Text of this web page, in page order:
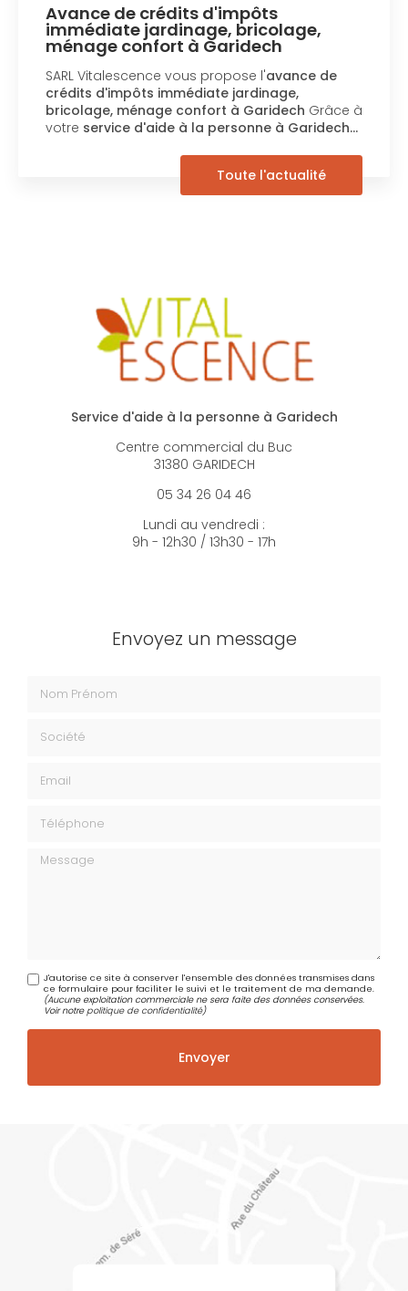
Avance de crédits d'impôts
immédiate jardinage, bricolage,
ménage confort à Garidech
SARL Vitalescence vous propose l'avance de
crédits d'impôts immédiate jardinage,
bricolage, ménage confort à Garidech Grâce à
votre service d'aide à la personne à Garidech…
Toute l'actualité
Service d'aide à la personne à Garidech
Centre commercial du Buc
31380 GARIDECH
05 34 26 04 46
Lundi au vendredi :
9h - 12h30 / 13h30 - 17h
Envoyez un message
Message
J'autorise ce site à conserver l'ensemble des données transmises dans
ce formulaire pour faciliter le suivi et le traitement de ma demande.
(Aucune exploitation commerciale ne sera faite des données conservées.
Voir notrepolitique de confidentialité)